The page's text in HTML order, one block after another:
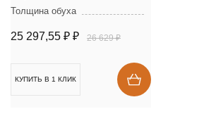
Толщина обуха
25 297,55 ₽ ₽ 26 629 ₽
КУПИТЬ В 1 КЛИК